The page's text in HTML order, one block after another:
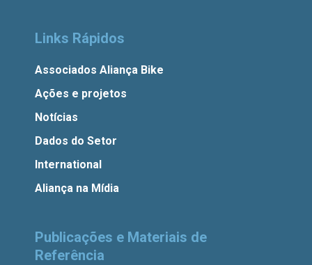
Links Rápidos
Associados Aliança Bike
Ações e projetos
Notícias
Dados do Setor
International
Aliança na Mídia
Publicações e Materiais de
Referência